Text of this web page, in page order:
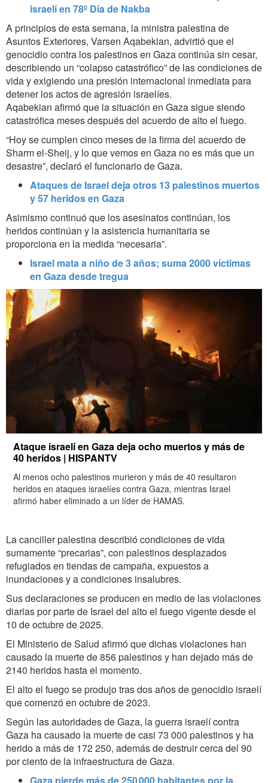
israelí en 78º Día de Nakba
A principios de esta semana, la ministra palestina de
Asuntos Exteriores, Varsen Aqabekian, advirtió que el
genocidio contra los palestinos en Gaza continúa sin cesar,
describiendo un “colapso catastrófico” de las condiciones de
vida y exigiendo una presión internacional inmediata para
detener los actos de agresión israelíes.
Aqabekian afirmó que la situación en Gaza sigue siendo
catastrófica meses después del acuerdo de alto el fuego.
“Hoy se cumplen cinco meses de la firma del acuerdo de
Sharm el-Sheij, y lo que vemos en Gaza no es más que un
desastre”, declaró el funcionario de Gaza.
Ataques de Israel deja otros 13 palestinos muertos
y 57 heridos en Gaza
Asimismo continuó que los asesinatos continúan, los
heridos continúan y la asistencia humanitaria se
proporciona en la medida “necesaria”.
Israel mata a niño de 3 años; suma 2000 víctimas
en Gaza desde tregua
Ataque israelí en Gaza deja ocho muertos y más de
40 heridos | HISPANTV
Al menos ocho palestinos murieron y más de 40 resultaron
heridos en ataques israelíes contra Gaza, mientras Israel
afirmó haber eliminado a un líder de HAMAS.
La canciller palestina describió condiciones de vida
sumamente “precarias”, con palestinos desplazados
refugiados en tiendas de campaña, expuestos a
inundaciones y a condiciones insalubres.
Sus declaraciones se producen en medio de las violaciones
diarias por parte de Israel del alto el fuego vigente desde el
10 de octubre de 2025.
El Ministerio de Salud afirmó que dichas violaciones han
causado la muerte de 856 palestinos y han dejado más de
2140 heridos hasta el momento.
El alto el fuego se produjo tras dos años de genocidio israelí
que comenzó en octubre de 2023.
Según las autoridades de Gaza, la guerra israelí contra
Gaza ha causado la muerte de casi 73 000 palestinos y ha
herido a más de 172 250, además de destruir cerca del 90
por ciento de la infraestructura de Gaza.
Gaza pierde más de 250 000 habitantes por la